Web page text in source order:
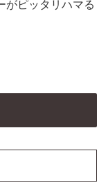
がピッタリハマる